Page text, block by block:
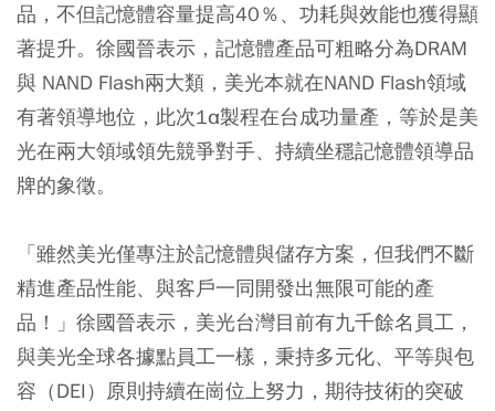
品，不但記憶體容量提高40％、功耗與效能也獲得顯
著提升。徐國晉表示，記憶體產品可粗略分為DRAM
與 NAND Flash兩大類，美光本就在NAND Flash領域
有著領導地位，此次1α製程在台成功量產，等於是美
光在兩大領域領先競爭對手、持續坐穩記憶體領導品
牌的象徵。
「雖然美光僅專注於記憶體與儲存方案，但我們不斷
精進產品性能、與客戶一同開發出無限可能的產
品！」徐國晉表示，美光台灣目前有九千餘名員工，
與美光全球各據點員工一樣，秉持多元化、平等與包
容（DEI）原則持續在崗位上努力，期待技術的突破